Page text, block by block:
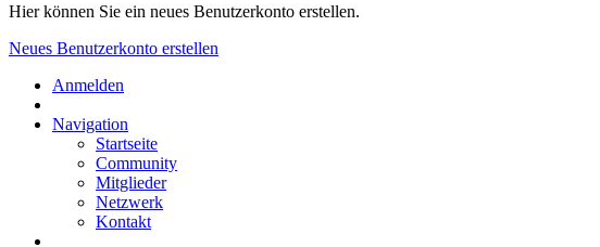
Hier können Sie ein neues Benutzerkonto erstellen.
Neues Benutzerkonto erstellen
Anmelden
Navigation
Startseite
Community
Mitglieder
Netzwerk
Kontakt